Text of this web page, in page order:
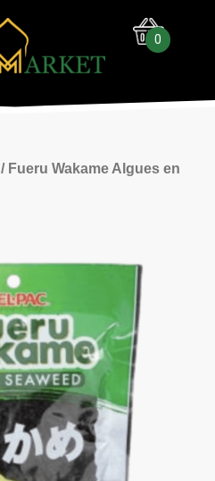
0
/ Fueru Wakame Algues en